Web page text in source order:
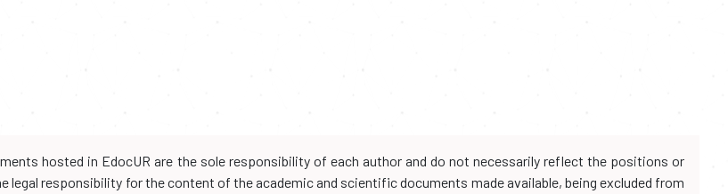
hosted in EdocUR are the sole responsibility of each author and do not necessarily reflect the positions or
responsibility for the content of the academic and scientific documents made available, being excluded from